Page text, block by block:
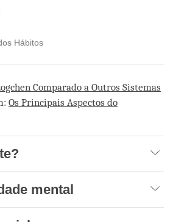
Hábitos
Comparado a Outros Sistemas
Os Principais Aspectos do
mental